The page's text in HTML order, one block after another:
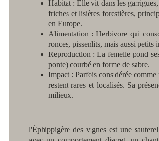
Habitat : Elle vit dans les
friches et lisières forestières,
en Europe.
Alimentation : Herbivore qui
ronces, pissenlits, mais aussi petits
Reproduction : La femelle pond
ponte) courbé en forme de sabre.
Impact : Parfois considérée
restent rares et localisés. Sa
milieux.
l'Éphippigère des vignes est une